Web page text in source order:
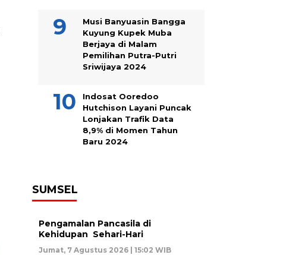
Musi Banyuasin Bangga
Kuyung Kupek Muba
Berjaya di Malam
Pemilihan Putra-Putri
Sriwijaya 2024
Indosat Ooredoo
Hutchison Layani Puncak
Lonjakan Trafik Data
8,9% di Momen Tahun
Baru 2024
SUMSEL
Pengamalan Pancasila di
Kehidupan Sehari-Hari
Jumat, 7 Agustus 2026 | 15:02 WIB